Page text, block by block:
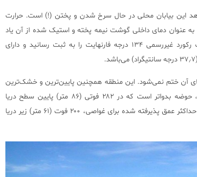
دهد این بیابان محلی در حال سرخ شدن و پختن (!) است. حرارت
به عنوان دمای داخلی گوشت نیمه پخته و استیک شده از آن یاد
می‌کنند! این درحالیست که در ژوئیه ۱۹۱۳، دره مرگ رکورد غیررسمی ۱۳۴ درجه فارنهایت را به ثبت رسانید و دارای
آن ختم نمی‌شود. این منطقه همچنین پایین‌ترین و خشک‌ترین
ناحیه در آمریکای شمالی است. پایین ترین نقطه آن، حوضه بدواتر است که در ۲۸۲ فوتی (۸۶ متر) پایین سطح دریا
می‌باشد. (برای درک بهتر این قضیه بهتر است بدانید حداکثر عمق پذیرفته شده برای غواصی، ۲۰۰ فوت (۶۱ متر) زیر دریا